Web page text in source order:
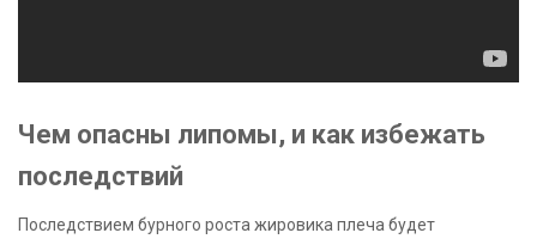
Чем опасны липомы, и как избежать
последствий
Последствием бурного роста жировика плеча будет